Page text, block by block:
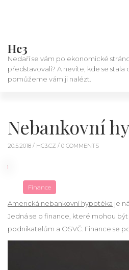
Hc3
Nedaří se vám po ekonomické
představovali? A nevíte, kde se stala
pomůžeme vám ji nalézt.
Nebankovní
20.5.2018 / HC3.CZ / 0 COMMENTS
Finance
Americká nebankovní hypotéka je
Jedná se o finance, které mohou
podnikatelům a OSVČ. Finance se